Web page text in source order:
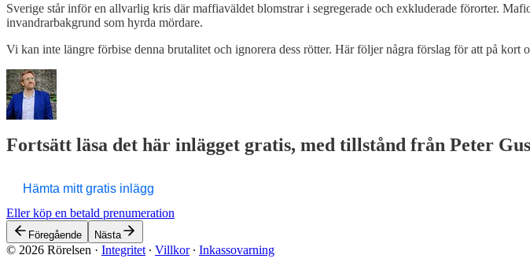
Sverige står inför en allvarlig kris där maffiaväldet blomstrar i segregerade och exkluderade förorter.
invandrarbakgrund som hyrda mördare.
Vi kan inte längre förbise denna brutalitet och ignorera dess rötter. Här följer några förslag för att på
Fortsätt läsa det här inlägget gratis, med tillstånd från Peter
Hämta mitt gratis inlägg
Eller köp en betald prenumeration
Föregående Nästa
© 2026 Rörelsen · Integritet ∙ Villkor∙ Inkassovarning